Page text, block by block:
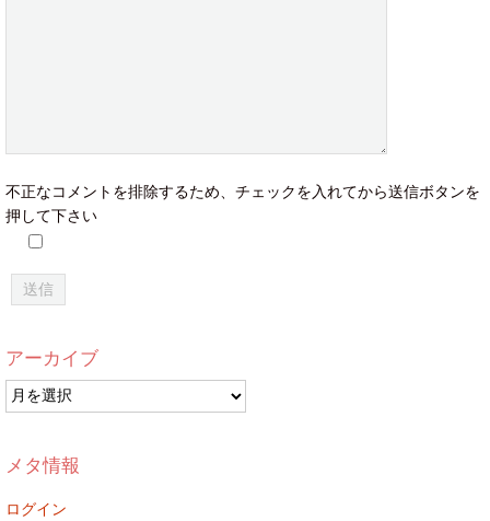
不正なコメントを排除するため、チェックを入れてから送信ボタンを
押して下さい
アーカイブ
ア
ー
イ
メタ情報
ログイン